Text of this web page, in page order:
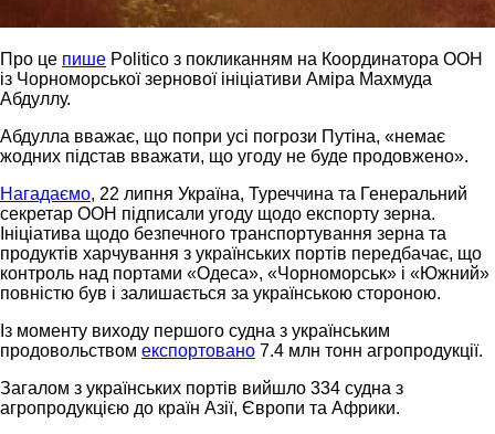
Про це пише Politico з покликанням на Координатора ООН
із Чорноморської зернової ініціативи Аміра Махмуда
Абдуллу.
Абдулла вважає, що попри усі погрози Путіна, «немає
жодних підстав вважати, що угоду не буде продовжено».
Нагадаємо, 22 липня Україна, Туреччина та Генеральний
секретар ООН підписали угоду щодо експорту зерна.
Ініціатива щодо безпечного транспортування зерна та
продуктів харчування з українських портів передбачає, що
контроль над портами «Одеса», «Чорноморськ» і «Южний»
повністю був і залишається за українською стороною.
Із моменту виходу першого судна з українським
продовольством експортовано 7.4 млн тонн агропродукції.
Загалом з українських портів вийшло 334 судна з
агропродукцією до країн Азії, Європи та Африки.